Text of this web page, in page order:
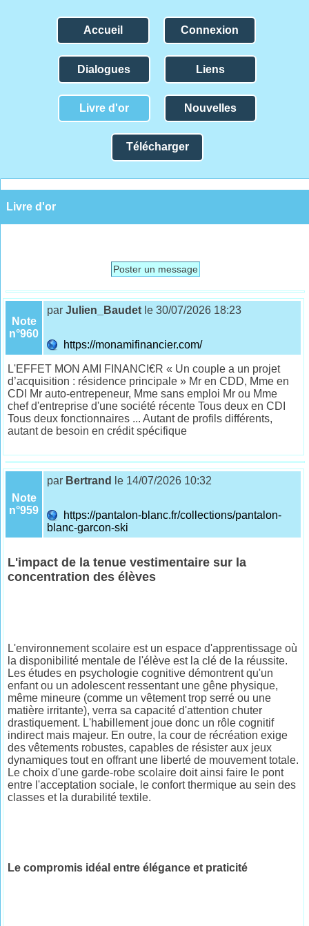
Accueil Connexion
Dialogues Liens
Livre d'or Nouvelles
Télécharger
Livre d'or
Poster un message
Note
n°960
parJulien_Baudet le 30/07/2026 18:23
https://monamifinancier.com/
L'EFFET MON AMI FINANCI€R « Un couple a un projet
d’acquisition : résidence principale » Mr en CDD, Mme en
CDI Mr auto-entrepeneur, Mme sans emploi Mr ou Mme
chef d'entreprise d'une société récente Tous deux en CDI
Tous deux fonctionnaires ... Autant de profils différents,
autant de besoin en crédit spécifique
Note
n°959
par Bertrand le 14/07/2026 10:32
https://pantalon-blanc.fr/collections/pantalon-
blanc-garcon-ski
L'impact de la tenue vestimentaire sur la
concentration des élèves
L'environnement scolaire est un espace d'apprentissage où
la disponibilité mentale de l'élève est la clé de la réussite.
Les études en psychologie cognitive démontrent qu'un
enfant ou un adolescent ressentant une gêne physique,
même mineure (comme un vêtement trop serré ou une
matière irritante), verra sa capacité d'attention chuter
drastiquement. L'habillement joue donc un rôle cognitif
indirect mais majeur. En outre, la cour de récréation exige
des vêtements robustes, capables de résister aux jeux
dynamiques tout en offrant une liberté de mouvement totale.
Le choix d'une garde-robe scolaire doit ainsi faire le pont
entre l'acceptation sociale, le confort thermique au sein des
classes et la durabilité textile.
Le compromis idéal entre élégance et praticité